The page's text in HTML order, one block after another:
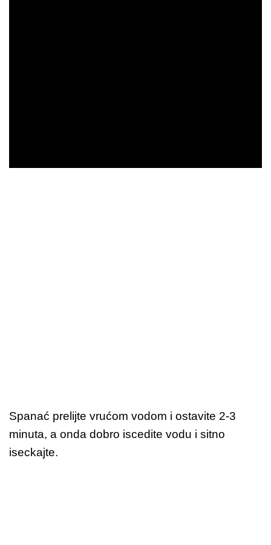
Spanać prelijte vrućom vodom i ostavite 2-3
minuta, a onda dobro iscedite vodu i sitno
iseckajte.